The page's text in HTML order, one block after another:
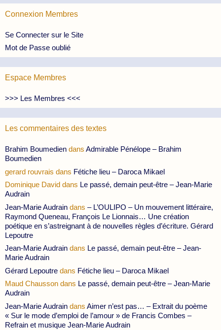
Connexion Membres
Se Connecter sur le Site
Mot de Passe oublié
Espace Membres
>>> Les Membres <<<
Les commentaires des textes
Brahim Boumedien dans Admirable Pénélope – Brahim
Boumedien
gerard rouvrais dans Fétiche lieu – Daroca Mikael
Dominique David dans Le passé, demain peut-être – Jean-Marie
Audrain
Jean-Marie Audrain dans – L’OULIPO – Un mouvement littéraire,
Raymond Queneau, François Le Lionnais… Une création
poétique en s’astreignant à de nouvelles règles d’écriture. Gérard
Lepoutre
Jean-Marie Audrain dans Le passé, demain peut-être – Jean-
Marie Audrain
Gérard Lepoutre dans Fétiche lieu – Daroca Mikael
Maud Chausson dans Le passé, demain peut-être – Jean-Marie
Audrain
Jean-Marie Audrain dans Aimer n’est pas… – Extrait du poème
« Sur le mode d’emploi de l’amour » de Francis Combes –
Refrain et musique Jean-Marie Audrain